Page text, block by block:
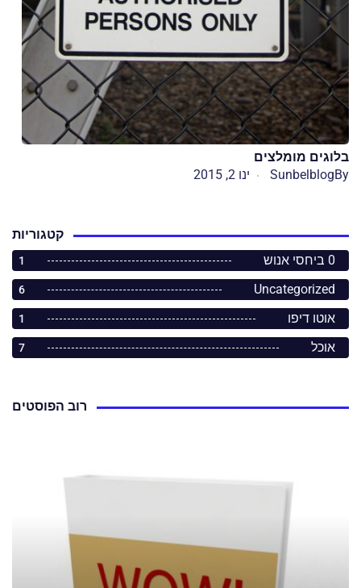
בלוגים מומלצים
By
Sunbelblog ינו 2, 2015
קטגוריות
0 ביחסי אנוש
1
Uncategorized
6
אוטו דיפו 1
אוכל 7
רוב הפוסטים